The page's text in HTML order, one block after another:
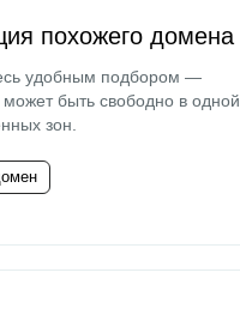
похожего домена
удобным подбором —
быть свободно в одной
зон.